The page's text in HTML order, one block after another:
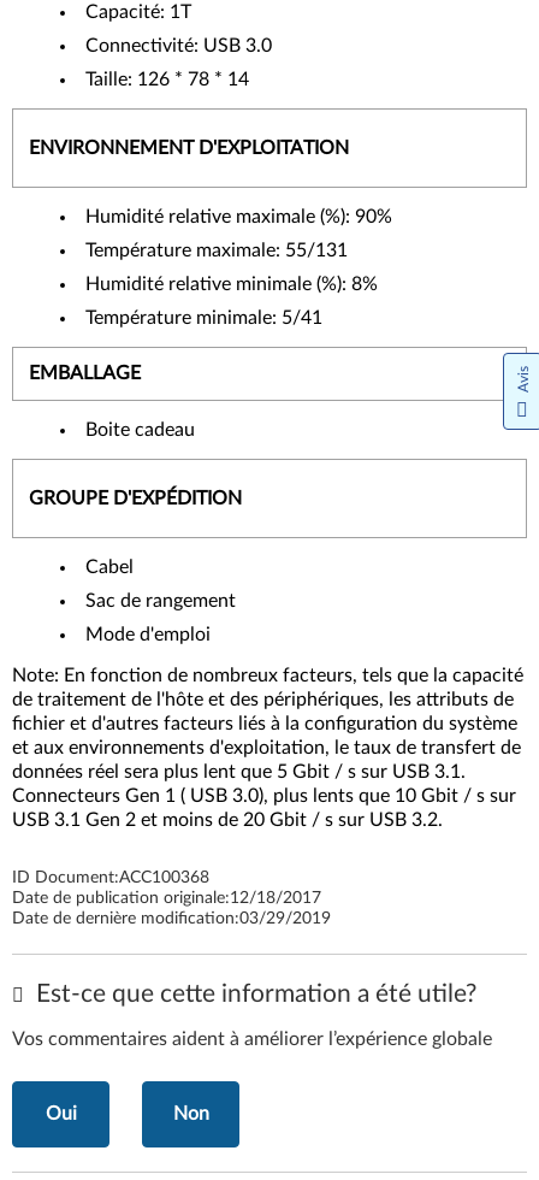
Capacité: 1T
Connectivité: USB 3.0
Taille: 126 * 78 * 14
ENVIRONNEMENT D'EXPLOITATION
Humidité relative maximale (%): 90%
Température maximale: 55/131
Humidité relative minimale (%): 8%
Température minimale: 5/41
EMBALLAGE
Boite cadeau
GROUPE D'EXPÉDITION
Cabel
Sac de rangement
Mode d'emploi
Note: En fonction de nombreux facteurs, tels que la capacité
de traitement de l'hôte et des périphériques, les attributs de
fichier et d'autres facteurs liés à la configuration du système
et aux environnements d'exploitation, le taux de transfert de
données réel sera plus lent que 5 Gbit / s sur USB 3.1.
Connecteurs Gen 1 ( USB 3.0), plus lents que 10 Gbit / s sur
USB 3.1 Gen 2 et moins de 20 Gbit / s sur USB 3.2.
ID Document:ACC100368
Date de publication originale:12/18/2017
Date de dernière modification:03/29/2019
Est-ce que cette information a été utile?
Vos commentaires aident à améliorer l’expérience globale
Oui Non
Avis